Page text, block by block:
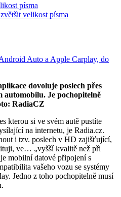
písma
zvětšit velikost písma
dovoluje poslech přes
automobilu. Je pochopitelně
RadiaCZ
kterou si ve svém autě pustíte
na internetu, je Radia.cz.
i tzv. poslech v HD zajišťující,
ve… „vyšší kvalitě než při
mobilní datové připojení s
vašeho vozu se systémy
Jedno z toho pochopitelně musí